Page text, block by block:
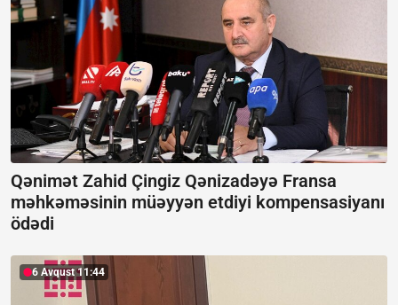
Qənimət Zahid Çingiz Qənizadəyə Fransa
məhkəməsinin müəyyən etdiyi kompensasiyanı
ödədi
6 Avqust 11:44